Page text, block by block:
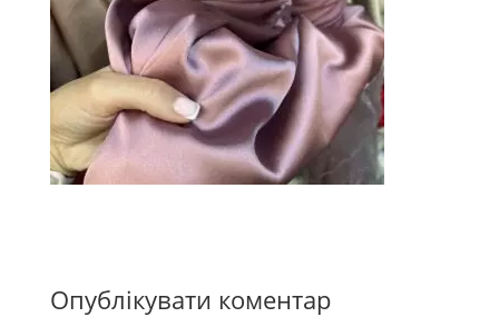
Опублікувати коментар